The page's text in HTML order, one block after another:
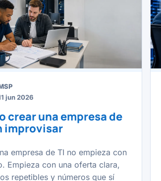
jun 2026
crear una empresa de
improvisar
empresa de TI no empieza con
Empieza con una oferta clara,
repetibles y números que sí